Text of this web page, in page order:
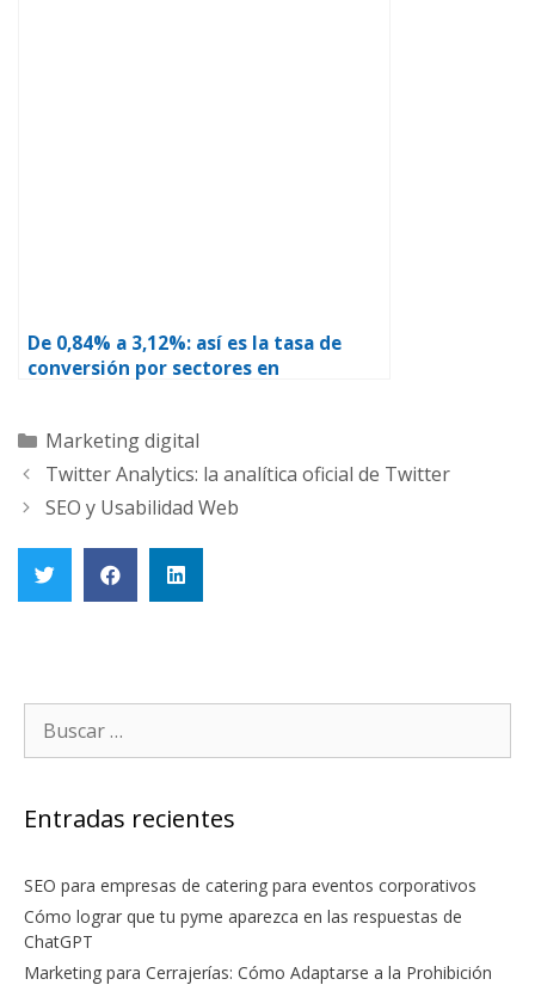
De 0,84% a 3,12%: así es la tasa de
conversión por sectores en
Marketing digital
Twitter Analytics: la analítica oficial de Twitter
SEO y Usabilidad Web
Entradas recientes
SEO para empresas de catering para eventos corporativos
Cómo lograr que tu pyme aparezca en las respuestas de
ChatGPT
Marketing para Cerrajerías: Cómo Adaptarse a la Prohibición